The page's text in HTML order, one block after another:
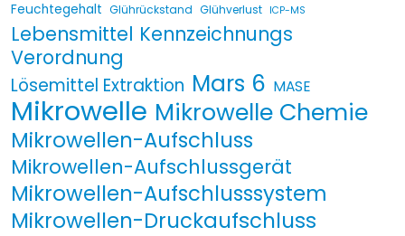
Feuchtegehalt Glührückstand Glühverlust ICP-MS
Lebensmittel Kennzeichnungs
Verordnung
Lösemittel Extraktion Mars 6 MASE
Mikrowelle Mikrowelle Chemie
Mikrowellen-Aufschluss
Mikrowellen-Aufschlussgerät
Mikrowellen-Aufschlusssystem
Mikrowellen-Druckaufschluss